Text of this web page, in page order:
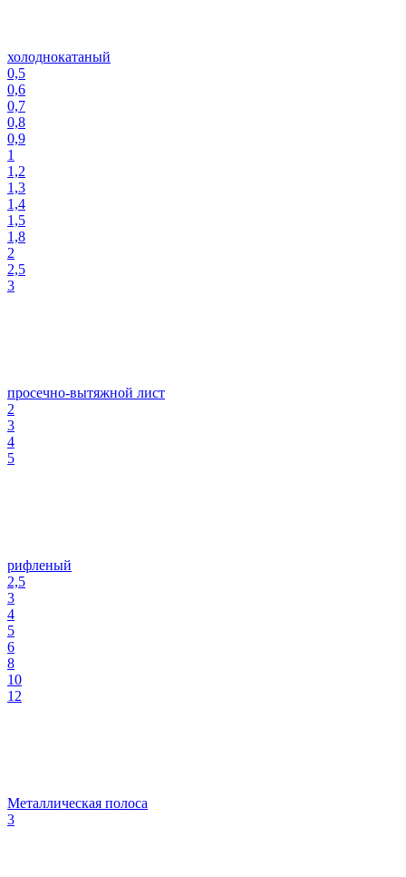
холоднокатаный
0,5
0,6
0,7
0,8
0,9
1
1,2
1,3
1,4
1,5
1,8
2
2,5
3
просечно-вытяжной лист
2
3
4
5
рифленый
2,5
3
4
5
6
8
10
12
Металлическая полоса
3